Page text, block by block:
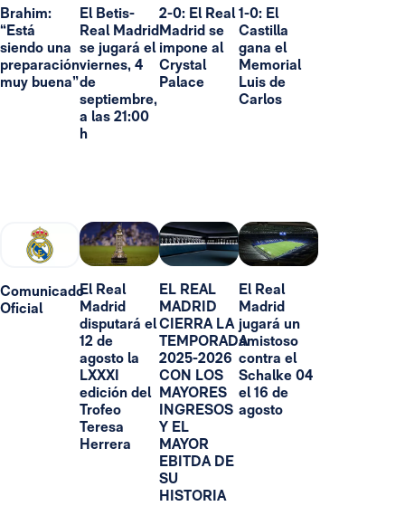
Brahim:
“Está
siendo una
preparación
muy buena”
El Betis-
Real Madrid
se jugará el
viernes, 4
de
septiembre,
a las 21:00
h
2-0: El Real
Madrid se
impone al
Crystal
Palace
1-0: El
Castilla
gana el
Memorial
Luis de
Carlos
Comunicado
Oficial
El Real
Madrid
disputará el
12 de
agosto la
LXXXI
edición del
Trofeo
Teresa
Herrera
EL REAL
MADRID
CIERRA LA
TEMPORADA
2025-2026
CON LOS
MAYORES
INGRESOS
Y EL
MAYOR
EBITDA DE
SU
HISTORIA
El Real
Madrid
jugará un
amistoso
contra el
Schalke 04
el 16 de
agosto